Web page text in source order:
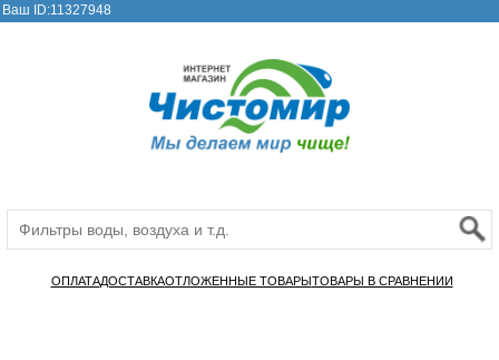
Ваш ID:11327948
ОПЛАТАДОСТАВКАОТЛОЖЕННЫЕ ТОВАРЫТОВАРЫ В СРАВНЕНИИ